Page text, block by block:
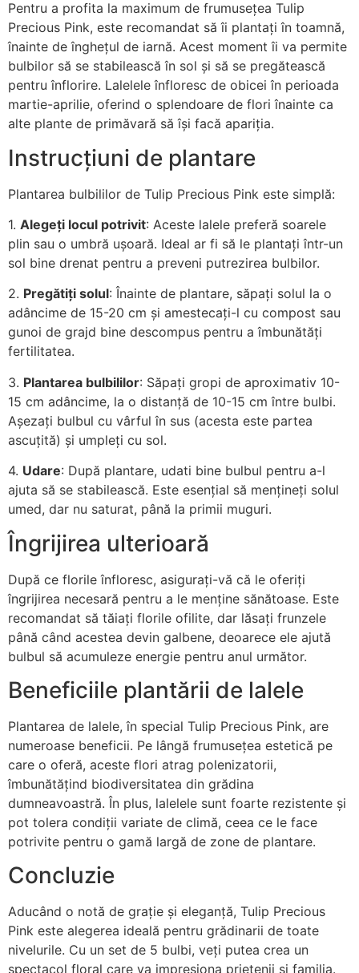
Pentru a profita la maximum de frumusețea Tulip
Precious Pink, este recomandat să îi plantați în toamnă,
înainte de înghețul de iarnă. Acest moment îi va permite
bulbilor să se stabilească în sol și să se pregătească
pentru înflorire. Lalelele înfloresc de obicei în perioada
martie-aprilie, oferind o splendoare de flori înainte ca
alte plante de primăvară să își facă apariția.
Instrucțiuni de plantare
Plantarea bulbililor de Tulip Precious Pink este simplă:
1. Alegeți locul potrivit: Aceste lalele preferă soarele
plin sau o umbră ușoară. Ideal ar fi să le plantați într-un
sol bine drenat pentru a preveni putrezirea bulbilor.
2. Pregătiți solul: Înainte de plantare, săpați solul la o
adâncime de 15-20 cm și amestecați-l cu compost sau
gunoi de grajd bine descompus pentru a îmbunătăți
fertilitatea.
3. Plantarea bulbililor: Săpați gropi de aproximativ 10-
15 cm adâncime, la o distanță de 10-15 cm între bulbi.
Așezați bulbul cu vârful în sus (acesta este partea
ascuțită) și umpleți cu sol.
4. Udare: După plantare, udati bine bulbul pentru a-l
ajuta să se stabilească. Este esențial să mențineți solul
umed, dar nu saturat, până la primii muguri.
Îngrijirea ulterioară
După ce florile înfloresc, asigurați-vă că le oferiți
îngrijirea necesară pentru a le menține sănătoase. Este
recomandat să tăiați florile ofilite, dar lăsați frunzele
până când acestea devin galbene, deoarece ele ajută
bulbul să acumuleze energie pentru anul următor.
Beneficiile plantării de lalele
Plantarea de lalele, în special Tulip Precious Pink, are
numeroase beneficii. Pe lângă frumusețea estetică pe
care o oferă, aceste flori atrag polenizatorii,
îmbunătățind biodiversitatea din grădina
dumneavoastră. În plus, lalelele sunt foarte rezistente și
pot tolera condiții variate de climă, ceea ce le face
potrivite pentru o gamă largă de zone de plantare.
Concluzie
Aducând o notă de grație și eleganță, Tulip Precious
Pink este alegerea ideală pentru grădinarii de toate
nivelurile. Cu un set de 5 bulbi, veți putea crea un
spectacol floral care va impresiona prietenii și familia.